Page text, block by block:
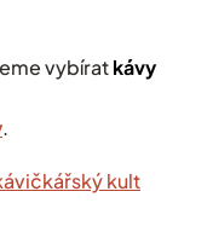
vybíratkávy
.
kult